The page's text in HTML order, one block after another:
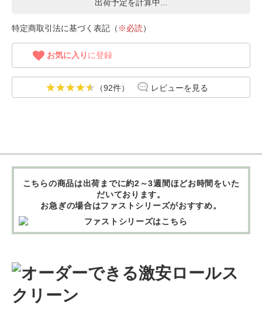
出荷予定を計算中...
特定商取引法に基づく表記（ ※必読）
お気に入り に登録
（92件） レビューを見る
こちらの商品は出荷までに約2～3週間ほどお時間をいた
だいております。
お急ぎの場合はファストシリーズがおすすめ。